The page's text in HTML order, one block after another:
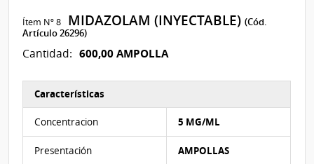
Ítem Nº 8 MIDAZOLAM (INYECTABLE)(Cód.
Artículo 26296)
Cantidad: 600,00 AMPOLLA
Características
Concentracion 5 MG/ML
Presentación AMPOLLAS